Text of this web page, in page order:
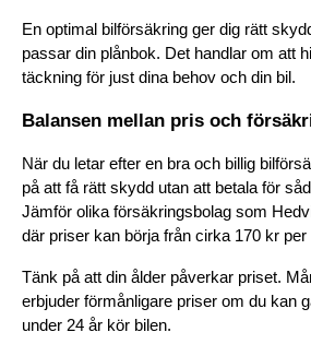
En optimal bilförsäkring ger dig rätt
passar din plånbok. Det handlar om att
täckning för just dina behov och din bil.
Balansen mellan pris och
När du letar efter en bra och billig
på att få rätt skydd utan att betala för
Jämför olika försäkringsbolag som
där priser kan börja från cirka 170 kr per
Tänk på att din ålder påverkar priset.
erbjuder förmånligare priser om du kan
under 24 år kör bilen.